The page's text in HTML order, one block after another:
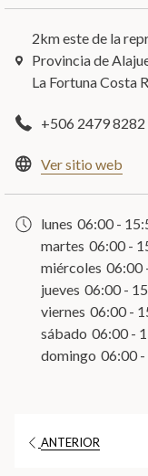
2km este de la
Provincia de
La Fortuna Costa
+506 2479 8282
Ver sitio web
lunes 06:00 -
martes 06:00 -
miércoles 06:00
jueves 06:00 -
viernes 06:00 -
sábado 06:00 -
domingo 06:00
ANTERIOR